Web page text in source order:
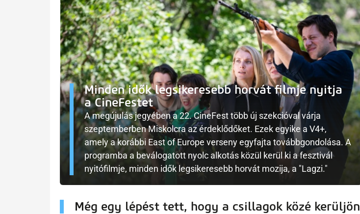
Minden idők legsikeresebb horvát filmje nyitja
a CineFestet
A megújulás jegyében a 22. CineFest több új szekcióval várja
szeptemberben Miskolcra az érdeklődőket. Ezek egyike a V4+,
amely a korábbi East of Europe verseny egyfajta továbbgondolása. A
programba a beválogatott nyolc alkotás közül kerül ki a fesztivál
nyitófilmje, minden idők legsikeresebb horvát mozija, a "Lagzi."
Még egy lépést tett, hogy a csillagok közé kerüljön